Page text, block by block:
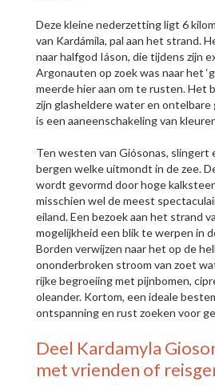
Deze kleine nederzetting ligt 6
van Kardámila, pal aan het strand.
naar halfgod Iáson, die tijdens zijn
Argonauten op zoek was naar het
meerde hier aan om te rusten. Het
zijn glasheldere water en ontelbare
is een aaneenschakeling van
Ten westen van Giósonas, slingert
bergen welke uitmondt in de zee.
wordt gevormd door hoge
misschien wel de meest
eiland. Een bezoek aan het strand
mogelijkheid een blik te werpen in
Borden verwijzen naar het op de
ononderbroken stroom van zoet
rijke begroeiing met pijnbomen,
oleander. Kortom, een ideale
ontspanning en rust zoeken voor
Deel Kardamyla
met vrienden of